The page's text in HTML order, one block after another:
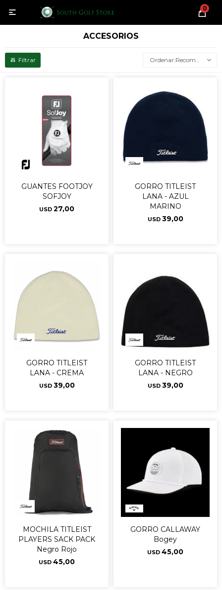
0

ACCESORIOS
Recomendados
GUANTES FOOTJOY
SOFJOY
USD 27,00
GORRO TITLEIST
LANA - AZUL
MARINO
USD 39,00
GORRO TITLEIST
LANA - CREMA
USD 39,00
GORRO TITLEIST
LANA - NEGRO
USD 39,00
MOCHILA TITLEIST
PLAYERS SACK PACK
Negro Rojo
USD 45,00
GORRO CALLAWAY
Bogey
USD 45,00